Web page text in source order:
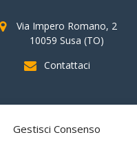
Gestisci Consenso
Via Impero Romano, 2
10059 Susa (TO)
Contattaci
SOSTIENI AAS